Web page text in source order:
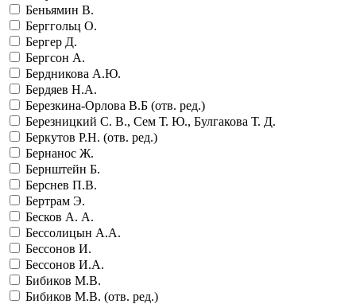
Беньямин В.
Берггольц О.
Бергер Д.
Бергсон А.
Бердникова А.Ю.
Бердяев Н.А.
Березкина-Орлова В.Б (отв. ред.)
Березницкий С. В., Сем Т. Ю., Булгакова Т. Д.
Беркутов Р.Н. (отв. ред.)
Бернанос Ж.
Бернштейн Б.
Берснев П.В.
Бертрам Э.
Бесков А. А.
Бессолицын А.А.
Бессонов И.
Бессонов И.А.
Бибиков М.В.
Бибиков М.В. (отв. ред.)